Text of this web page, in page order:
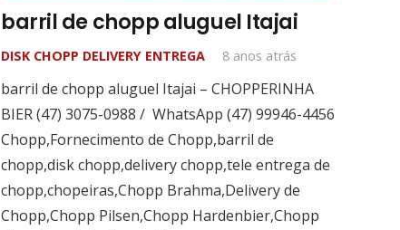
barril de chopp aluguel Itajai
DISK CHOPP DELIVERY ENTREGA 8 anos atrás
barril de chopp aluguel Itajai – CHOPPERINHA
BIER (47) 3075-0988 / WhatsApp (47) 99946-4456
Chopp,Fornecimento de Chopp,barril de
chopp,disk chopp,delivery chopp,tele entrega de
chopp,chopeiras,Chopp Brahma,Delivery de
Chopp,Chopp Pilsen,Chopp Hardenbier,Chopp